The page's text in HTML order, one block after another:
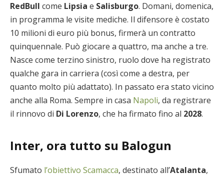
RedBull come Lipsia e Salisburgo. Domani, domenica,
in programma le visite mediche. Il difensore è costato
10 milioni di euro più bonus, firmerà un contratto
quinquennale. Può giocare a quattro, ma anche a tre.
Nasce come terzino sinistro, ruolo dove ha registrato
qualche gara in carriera (così come a destra, per
quanto molto più adattato). In passato era stato vicino
anche alla Roma. Sempre in casa Napoli, da registrare
il rinnovo di Di Lorenzo, che ha firmato fino al 2028.
Inter, ora tutto su Balogun
Sfumato l’obiettivo Scamacca, destinato all’Atalanta,